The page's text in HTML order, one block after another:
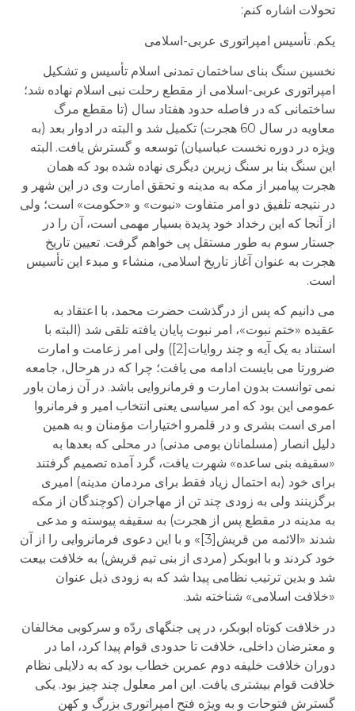
تحولات اشاره کنم:
یکم. تأسیس امپراتوری عربی-اسلامی
نخسین سنگ بنای ساختمان تمدنی اسلام تأسیس و تشکیل
امپراتوری عربی-اسلامی از مقطع رحلت نبی اسلام نهاده شد؛
ساختمانی که در فاصله حدود هفتاد سال (تا مقطع مرگ
معاویه در سال 60 هجرت) تکمیل شد و البته در ادوار بعد (به
ویژه در دوره نخست عباسیان) توسعه و گسترش یافت. البته
این سنگ بنا بر سنگ زیرین دیگری نهاده شده بود که همان
هجرت پیامبر از مکه به مدینه و تحقق امارت وی در این شهر و
در نتیجه تلفیق دو امر متفاوت «نبوت» و «حکومت» است؛ ولی
از آنجا که این رخداد خود پدیدة بسیار مهمی است، آن را در
جستار سوم به طور مستقل پی خواهم گرفت. تعیین تاریخ
هجرت به عنوان آغاز تاریخ اسلامی، منشاء و مبدء این تأسیس
است.
می دانیم که پس از درگذشت حضرت محمد، با اعتقاد به
عقیده «ختم نبوت»، امر نبوت پایان یافته تلقی شد (البته با
استناد به یک آیه و چند روایات[2]) ولی امر زعامت و امارت
ضرورتا می بایست ادامه می یافت؛ چرا که در هرحال، جامعه
نمی توانست بدون امارت و فرمانروایی باشد. در آن زمان باور
عمومی این بود که امر سیاسی یعنی انتخاب امیر و فرمانروا
امری است بشری و در قلمرو اختیارات مؤمنان و به همین
دلیل انصار (مسلمانان بومی مدنی) در محلی که بعدها به
«سقیفه بنی ساعده» شهرت یافت، گرد آمده تصمیم گرفتند
برای خود (به احتمال زیاد فقط برای مردمان مدینه) امیری
برگزینند ولی به زودی چند تن از مهاجران (کوچندگان از مکه
به مدینه در مقطع پس از هجرت) به سقیفه پیوسته و مدعی
شدند «الائمه من قریش[3]» و با این دعوی فرمانروایی را از آن
خود کردند و با ابوبکر (مردی از بنی تیم قریش) به خلافت بیعت
شد و بدین ترتیب نظامی پیدا شد که به زودی ذیل عنوان
«خلافت اسلامی» شناخته شد.
در خلافت کوتاه ابوبکر، در پی جنگهای ردّه و سرکوبی مخالفان
و معترضان داخلی، خلافت تا حدودی قوام پیدا کرد، اما در
دوران خلافت خلیفه دوم عمربن خطاب بود که به دلایلی نظام
خلافت قوام بیشتری یافت. این امر معلول چند چیز بود. یکی
گسترش فتوحات و به ویژه فتح امپراتوری بزرگ و کهن